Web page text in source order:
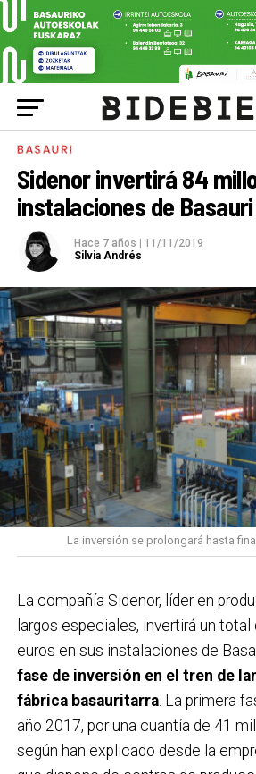
BASAURI
Sidenor invertirá 84
instalaciones de Basauri
Hace 7 años
11/11/2019
Silvia Andrés
La inversión se prolongará hasta
La compañía Sidenor, líder en
largos especiales, invertirá un
euros en sus instalaciones de
fase de inversión en el tren de
fábrica basauritarra. La primera
año 2017, por una cuantía de 41
según han explicado desde la